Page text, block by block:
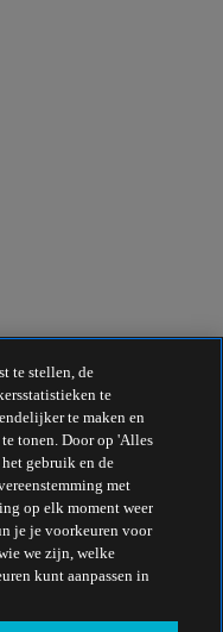
te stellen, de
te
te maken en
tonen. Door op 'Alles
gebruik en de
met
op elk moment weer
je je voorkeuren voor
we zijn, welke
kunt aanpassen in